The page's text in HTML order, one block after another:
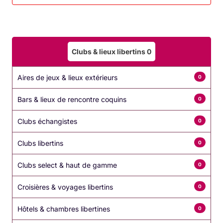
Clubs & lieux libertins0
Aires de jeux & lieux extérieurs 0
Bars & lieux de rencontre coquins 0
Clubs échangistes 0
Clubs libertins 0
Clubs select & haut de gamme 0
Croisières & voyages libertins 0
Hôtels & chambres libertines 0
homme
massage pour homme
n’est pas seulement un
nombreux bienfaits physiques et émotionnels :
Réduction du stress: Le massage aide à
évacuer les tensions accumulées et favorise
une sensation dedétente profonde. En
agissant sur le système nerveux, il aide à
diminuer l’anxiété et à améliorer lebien-être
général.
Libération des tensions musculaires
hommes qui pratiquent régulièrement des
activités physiques, ou qui ont des postures de